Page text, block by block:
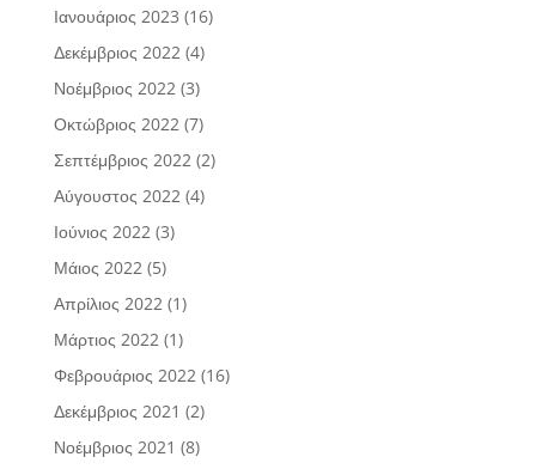
Ιανουάριος 2023 (16)
Δεκέμβριος 2022(4)
Νοέμβριος 2022(3)
Οκτώβριος 2022(7)
Σεπτέμβριος 2022(2)
Αύγουστος 2022(4)
Ιούνιος 2022(3)
Μάιος 2022(5)
Απρίλιος 2022(1)
Μάρτιος 2022(1)
Φεβρουάριος 2022(16)
Δεκέμβριος 2021 (2)
Νοέμβριος 2021 (8)